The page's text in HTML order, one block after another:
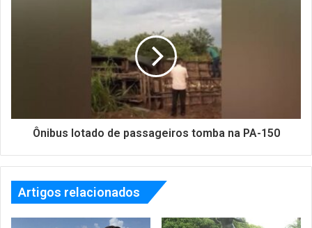
Ônibus lotado de passageiros tomba na PA-150
Artigos relacionados